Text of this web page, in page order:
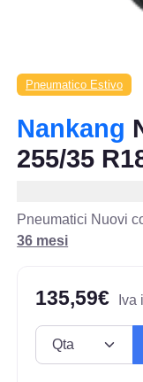
Pneumatico Estivo
Nankang
255/35
Pneumatici Nuovi
36 mesi
135,59€ Iva